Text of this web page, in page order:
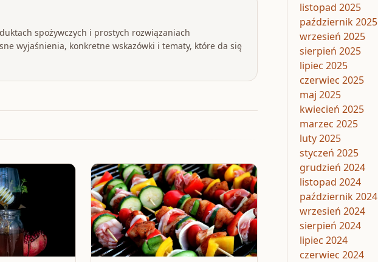
spożywczych i prostych rozwiązaniach
wyjaśnienia, konkretne wskazówki i tematy, które da się
listopad 2025
październik 2025
wrzesień 2025
sierpień 2025
lipiec 2025
czerwiec 2025
maj 2025
kwiecień 2025
marzec 2025
luty 2025
styczeń 2025
grudzień 2024
listopad 2024
październik 2024
wrzesień 2024
sierpień 2024
lipiec 2024
czerwiec 2024